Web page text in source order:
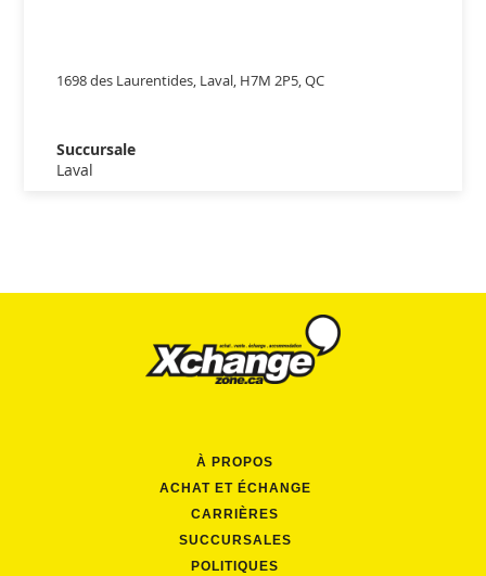
1698 des Laurentides, Laval, H7M 2P5, QC
Succursale
Laval
À PROPOS
ACHAT ET ÉCHANGE
CARRIÈRES
SUCCURSALES
POLITIQUES